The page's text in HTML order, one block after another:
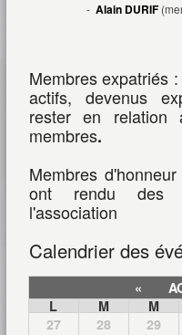
- Alain DURIF
Membres expatriés
actifs, devenus
rester en relation
membres.
Membres
ont rendu des
l'association
Calendrier des
«
L
M M
27
28 29